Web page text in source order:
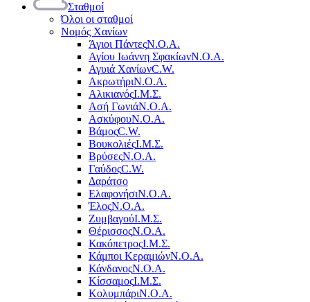
Σταθμοί
Όλοι οι σταθμοί
Νομός Χανίων
Άγιοι ΠάντεςΝ.Ο.Α.
Αγίου Ιωάννη ΣφακίωνΝ.Ο.Α.
Αγυιά ΧανίωνC.W.
ΑκρωτήριΝ.Ο.Α.
ΑλικιανόςΙ.Μ.Σ.
Ασή ΓωνιάΝ.Ο.Α.
ΑσκύφουΝ.Ο.Α.
ΒάμοςC.W.
ΒουκολιέςΙ.Μ.Σ.
ΒρύσεςΝ.Ο.Α.
ΓαύδοςC.W.
Δαράτσο
ΕλαφονήσιΝ.Ο.Α.
ΈλοςΝ.Ο.Α.
ΖυμβαγούΙ.Μ.Σ.
ΘέρισσοςΝ.Ο.Α.
ΚακόπετροςΙ.Μ.Σ.
Κάμποι ΚεραμιώνΝ.Ο.Α.
ΚάνδανοςΝ.Ο.Α.
ΚίσσαμοςΙ.Μ.Σ.
ΚολυμπάριΝ.Ο.Α.